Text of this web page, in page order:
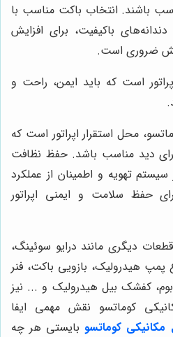
باشند. انتخاب باکت مناسب با
باکیفیت، برای افزایش
ضروری است.
است که باید ایمن، راحت و
محل استقرار اپراتور است که
دید مناسب باشد. حفظ نظافت
تهویه و اطمینان از عملکرد
حفظ سلامت و ایمنی اپراتور
دیگری مانند درایو سوئینگ،
پمپ هیدرولیک، بازویی باکت، فنر
کفشک بیل هیدرولیک و ... نیز
کوماتسو نقش مهمی ایفا
کوماتسو بایستی هر چه